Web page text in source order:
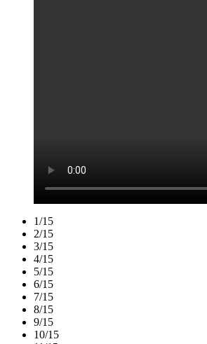
1/15
2/15
3/15
4/15
5/15
6/15
7/15
8/15
9/15
10/15